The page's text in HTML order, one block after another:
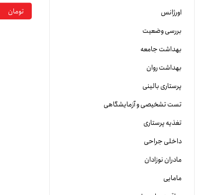
اورژانس
بررسی وضعیت
بهداشت جامعه
بهداشت روان
پرستاری بالینی
تست تشخیصی و آزمایشگاهی
تغذیه پرستاری
داخلی جراحی
مادران نوزادان
مامایی
تومان